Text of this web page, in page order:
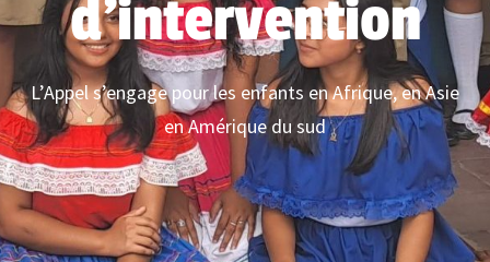
d'intervention
L’Appel s’engage pour les enfants en Afrique, en Asie
en Amérique du sud